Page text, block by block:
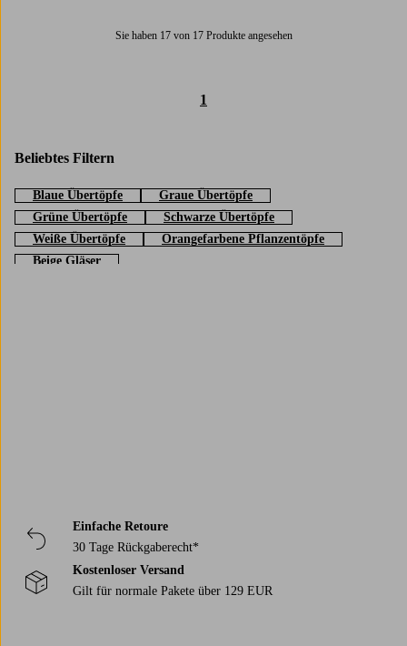
Sie haben 17 von 17 Produkte angesehen
1
Beliebtes Filtern
Blaue Übertöpfe
Graue Übertöpfe
Grüne Übertöpfe
Schwarze Übertöpfe
Weiße Übertöpfe
Orangefarbene Pflanzentöpfe
Beige Gläser
Einfache Retoure
30 Tage Rückgaberecht*
Kostenloser Versand
Gilt für normale Pakete über 129 EUR